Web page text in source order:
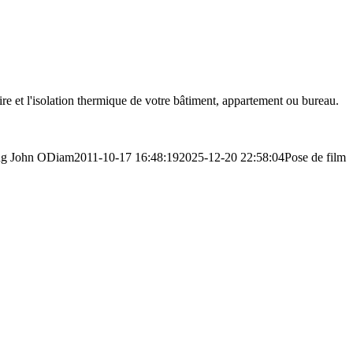
et l'isolation thermique de votre bâtiment, appartement ou bureau.
John ODiam2011-10-17 16:48:192025-12-20 22:58:04Pose de film